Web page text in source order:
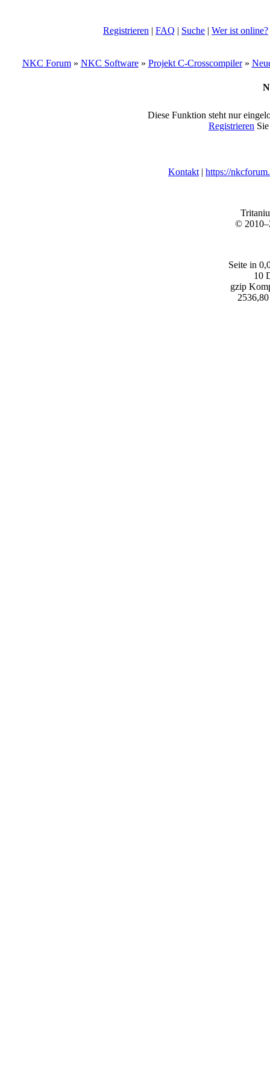
Registrieren | FAQ | Suche | Wer ist online?
NKC Forum» NKC Software» Projekt C-Crosscompiler»
Diese Funktion steht nur
Registrieren
Kontakt | https://
©
Seite in
10
gzip